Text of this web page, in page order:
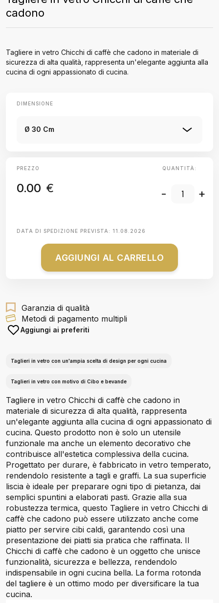
cadono
Tagliere in vetro Chicchi di caffè che cadono in materiale di
sicurezza di alta qualità, rappresenta un'elegante aggiunta alla
cucina di ogni appassionato di cucina.
DIMENSIONE
Ø 30 Cm
PREZZO
0.00 €
QUANTITÀ:
- +
DATA DI SPEDIZIONE PREVISTA: 11.08.2026
AGGIUNGI AL CARRELLO
Garanzia di qualità
Metodi di pagamento multipli
Aggiungi ai preferiti
Taglieri in vetro con un'ampia scelta di design per ogni cucina
Taglieri in vetro con motivo di Cibo e bevande
Tagliere in vetro Chicchi di caffè che cadono in
materiale di sicurezza di alta qualità, rappresenta
un'elegante aggiunta alla cucina di ogni appassionato di
cucina. Questo prodotto non è solo un utensile
funzionale ma anche un elemento decorativo che
contribuisce all'estetica complessiva della cucina.
Progettato per durare, è fabbricato in vetro temperato,
rendendolo resistente a tagli e graffi. La sua superficie
liscia è ideale per preparare ogni tipo di pietanza, dai
semplici spuntini a elaborati pasti. Grazie alla sua
robustezza termica, questo Tagliere in vetro Chicchi di
caffè che cadono può essere utilizzato anche come
piatto per servire cibi caldi, garantendo così una
presentazione dei piatti sia pratica che raffinata. Il
Chicchi di caffè che cadono è un oggetto che unisce
funzionalità, sicurezza e bellezza, rendendolo
indispensabile in ogni cucina bella. La forma rotonda
del tagliere è un ottimo modo per diversificare la tua
cucina.